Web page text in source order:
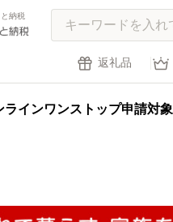
納税
返礼品
ラインワンストップ申請対象